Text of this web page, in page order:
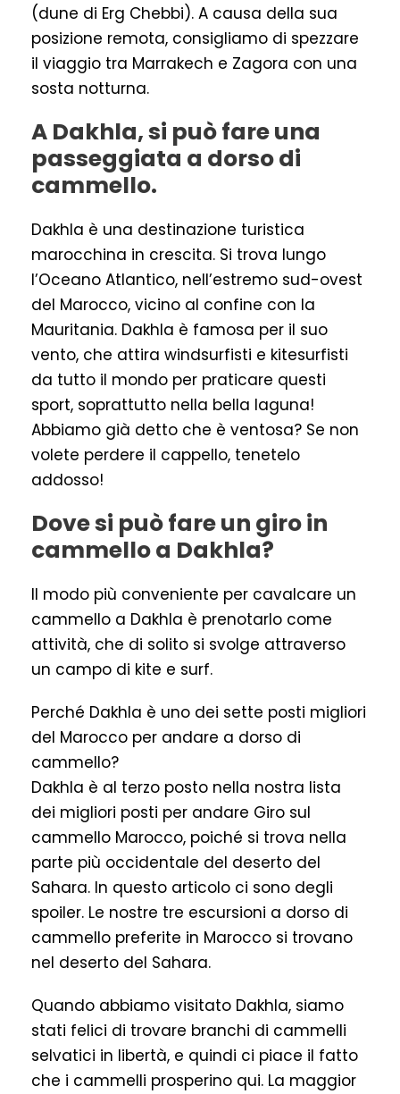
(dune di Erg Chebbi). A causa della sua
posizione remota, consigliamo di spezzare
il viaggio tra Marrakech e Zagora con una
sosta notturna.
A Dakhla, si può fare una
passeggiata a dorso di
cammello.
Dakhla è una destinazione turistica
marocchina in crescita. Si trova lungo
l’Oceano Atlantico, nell’estremo sud-ovest
del Marocco, vicino al confine con la
Mauritania. Dakhla è famosa per il suo
vento, che attira windsurfisti e kitesurfisti
da tutto il mondo per praticare questi
sport, soprattutto nella bella laguna!
Abbiamo già detto che è ventosa? Se non
volete perdere il cappello, tenetelo
addosso!
Dove si può fare un giro in
cammello a Dakhla?
Il modo più conveniente per cavalcare un
cammello a Dakhla è prenotarlo come
attività, che di solito si svolge attraverso
un campo di kite e surf.
Perché Dakhla è uno dei sette posti migliori
del Marocco per andare a dorso di
cammello?
Dakhla è al terzo posto nella nostra lista
dei migliori posti per andare Giro sul
cammello Marocco, poiché si trova nella
parte più occidentale del deserto del
Sahara. In questo articolo ci sono degli
spoiler. Le nostre tre escursioni a dorso di
cammello preferite in Marocco si trovano
nel deserto del Sahara.
Quando abbiamo visitato Dakhla, siamo
stati felici di trovare branchi di cammelli
selvatici in libertà, e quindi ci piace il fatto
che i cammelli prosperino qui. La maggior